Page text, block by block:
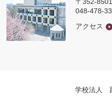
〒352-
048-478-
アクセス
学校法人